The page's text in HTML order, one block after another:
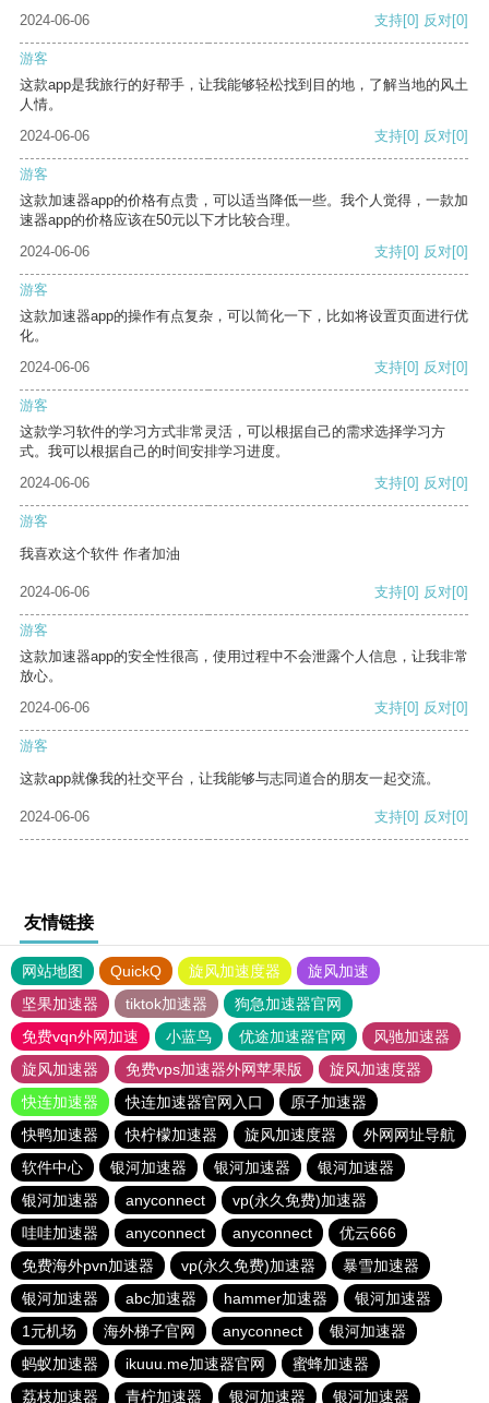
2024-06-06 支持[0] 反对[0]
游客
这款app是我旅行的好帮手，让我能够轻松找到目的地，了解当地的风土
人情。
2024-06-06
支持[0] 反对[0]
游客
这款加速器app的价格有点贵，可以适当降低一些。我个人觉得，一款加
速器app的价格应该在50元以下才比较合理。
2024-06-06
支持[0] 反对[0]
游客
这款加速器app的操作有点复杂，可以简化一下，比如将设置页面进行优
化。
2024-06-06
支持[0] 反对[0]
游客
这款学习软件的学习方式非常灵活，可以根据自己的需求选择学习方
式。我可以根据自己的时间安排学习进度。
2024-06-06
支持[0] 反对[0]
游客
我喜欢这个软件 作者加油
2024-06-06 支持[0] 反对[0]
游客
这款加速器app的安全性很高，使用过程中不会泄露个人信息，让我非常
放心。
2024-06-06
支持[0] 反对[0]
游客
这款app就像我的社交平台，让我能够与志同道合的朋友一起交流。
2024-06-06 支持[0] 反对[0]
友情链接
网站地图 QuickQ 旋风加速度器
旋风加速
坚果加速器
tiktok加速器
狗急加速器官网
免费vqn外网加速
小蓝鸟 优途加速器官网
风驰加速器
旋风加速器
免费vps加速器外网苹果版
旋风加速度器
快连加速器
快连加速器官网入口
原子加速器
快鸭加速器
快柠檬加速器 旋风加速度器
外网网址导航
软件中心
银河加速器 银河加速器
银河加速器
银河加速器
anyconnect
vp(永久免费)加速器
哇哇加速器
anyconnect anyconnect
优云666
免费海外pvn加速器
vp(永久免费)加速器
暴雪加速器
银河加速器
abc加速器 hammer加速器
银河加速器
1元机场
海外梯子官网 anyconnect
银河加速器
蚂蚁加速器
ikuuu.me加速器官网
蜜蜂加速器
荔枝加速器
青柠加速器 银河加速器 银河加速器